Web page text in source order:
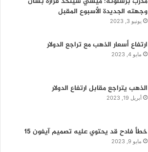
وجهته الجديدة الأسبوع المقبل
يونيو 3, 2023
ارتفاع أسعار الذهب مع تراجع الدولار
مايو 4, 2023
الذهب يتراجع مقابل ارتفاع الدولار
أبريل 19, 2023
خطأ فادح قد يحتوي عليه تصميم آيفون 15
مايو 9, 2023